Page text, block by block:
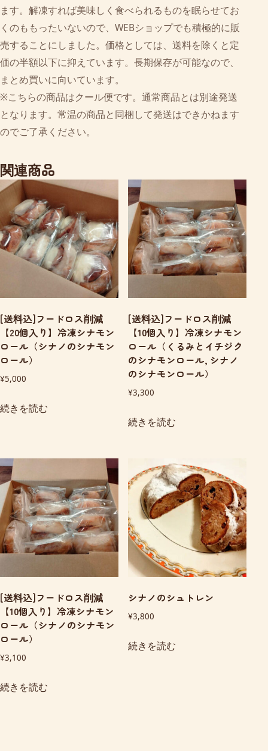
ます。解凍すれば美味しく食べられるものを眠らせてお
くのももったいないので、WEBショップでも積極的に販
売することにしました。価格としては、送料を除くと定
価の半額以下に抑えています。長期保存が可能なので、
まとめ買いに向いています。
※こちらの商品はクール便です。通常商品とは別途発送
となります。常温の商品と同梱して発送はできかねます
のでご了承ください。
関連商品
[送料込]フードロス削減
【20個入り】冷凍シナモン
ロール（シナノのシナモン
ロール）
¥5,000
続きを読む
[送料込]フードロス削減
【10個入り】冷凍シナモン
ロール（くるみとイチジク
のシナモンロール, シナノ
のシナモンロール）
¥3,300
続きを読む
[送料込]フードロス削減
【10個入り】冷凍シナモン
ロール（シナノのシナモン
ロール）
¥3,100
続きを読む
シナノのシュトレン
¥3,800
続きを読む